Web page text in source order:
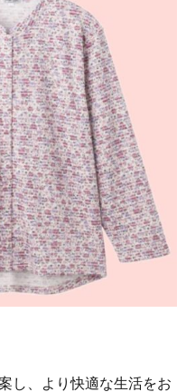
し、より快適な生活をお